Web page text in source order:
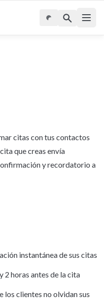
citas con tus contactos
que creas envía
y recordatorio a
instantánea de sus citas
2 horas antes de la cita
los clientes no olvidan sus